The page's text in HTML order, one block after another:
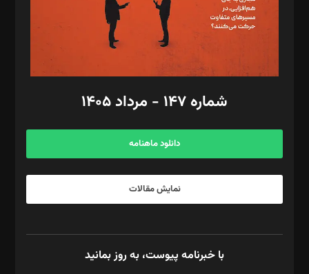
فیلمبرداری و عکاسی: امیر شفیعی، مانی لطفی زاده
گرافیک و صفحه‌آرایی: سید‌سبحان‌علی ثابت
مد‌یر توسعه تجاری: کامبیز برید‌
امور مالی: شاپور رهبری، محمد‌ کاظمی‌نیا
آگهی و مشترکین: ۰۹۱۹۹۹۹۰۴۵۴
شماره ۱۴۷ - مرداد ۱۴۰۵
دانلود ماهنامه
نمایش مقالات
با خبرنامه پیوست، به روز بمانید